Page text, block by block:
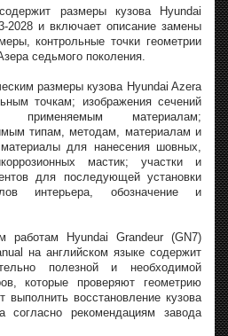
размеры кузова Hyundai
2028 и включает описание замены
контрольные точки геометрии
седьмого поколения.
размеры кузова Hyundai Azera
точкам; изображения сечений
применяемым материалам;
типам, методам, материалам и
для нанесения шовных,
мастик; участки и
для последующей установки
интерьера, обозначение и
работам Hyundai Grandeur (GN7)
на английском языке содержит
полезной и необходимой
которые проверяют геометрию
восстановление кузова
рекомендациям завода